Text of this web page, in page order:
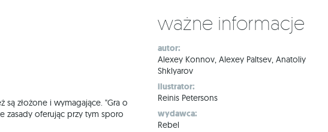
złożone i wymagające. "Gra o
zasady oferując przy tym sporo
Ważne informacje
autor:
Alexey Konnov, Alexey Paltsev, Anatoliy
Shklyarov
ilustrator:
Reinis Petersons
wydawca:
Rebel